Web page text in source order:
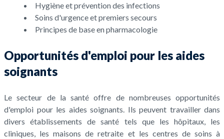
Hygiène et prévention des infections
Soins d'urgence et premiers secours
Principes de base en pharmacologie
Opportunités d'emploi pour les aides
soignants
Le secteur de la santé offre de nombreuses opportunités
d'emploi pour les aides soignants. Ils peuvent travailler dans
divers établissements de santé tels que les hôpitaux, les
cliniques, les maisons de retraite et les centres de soins à